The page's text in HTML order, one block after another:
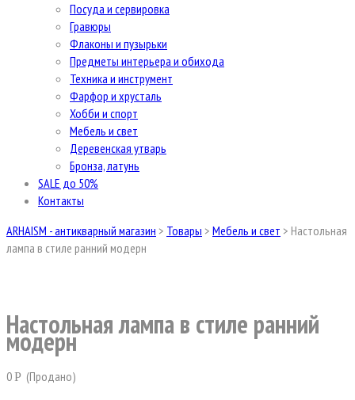
Посуда и сервировка
Гравюры
Флаконы и пузырьки
Предметы интерьера и обихода
Техника и инструмент
Фарфор и хрусталь
Хобби и спорт
Мебель и свет
Деревенская утварь
Бронза, латунь
SALE до 50%
Контакты
ARHAISM - антикварный магазин > Товары > Мебель и свет > Настольная
лампа в стиле ранний модерн
Настольная лампа в стиле ранний
модерн
0Р (Продано)